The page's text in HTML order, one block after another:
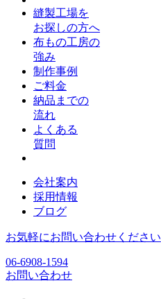
縫製工場を
お探しの方へ
布もの工房の
強み
制作事例
ご料金
納品までの
流れ
よくある
質問
会社案内
採用情報
ブログ
お気軽にお問い合わせください
06-6908-1594
お問い合わせ